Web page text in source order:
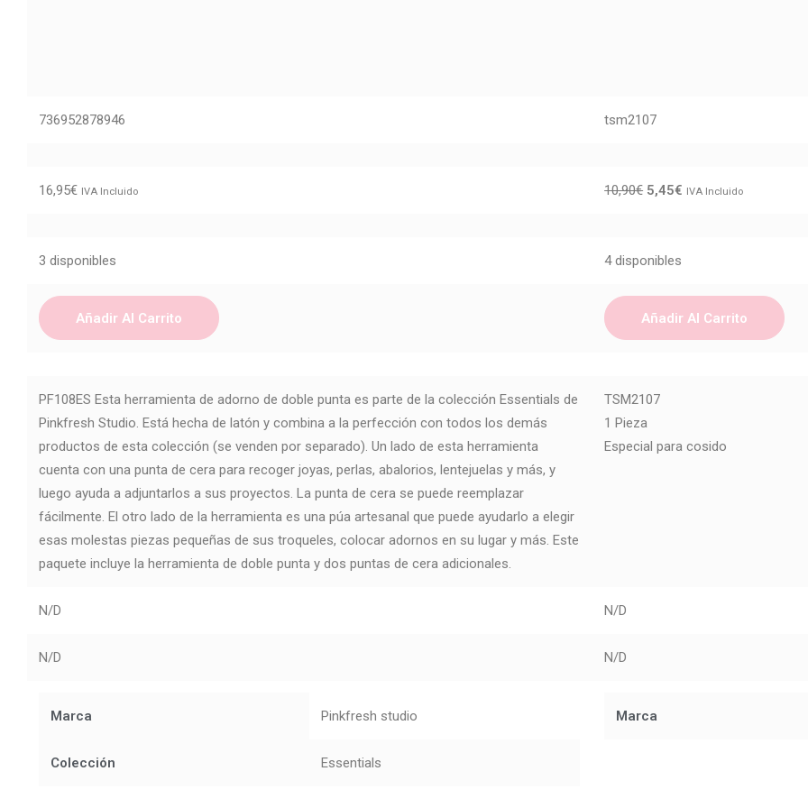
736952878946 tsm2107
16,95€ IVA Incluido 10,90€ 5,45€ IVA Incluido
3 disponibles 4 disponibles
Añadir Al Carrito Añadir Al Carrito
PF108ES Esta herramienta de adorno de doble punta es parte de la colección Essentials de
Pinkfresh Studio. Está hecha de latón y combina a la perfección con todos los demás
productos de esta colección (se venden por separado). Un lado de esta herramienta
cuenta con una punta de cera para recoger joyas, perlas, abalorios, lentejuelas y más, y
luego ayuda a adjuntarlos a sus proyectos. La punta de cera se puede reemplazar
fácilmente. El otro lado de la herramienta es una púa artesanal que puede ayudarlo a elegir
esas molestas piezas pequeñas de sus troqueles, colocar adornos en su lugar y más. Este
paquete incluye la herramienta de doble punta y dos puntas de cera adicionales.
TSM2107
1 Pieza
Especial para cosido
N/D N/D
N/D N/D
Marca Pinkfresh studio
Colección Essentials
Marca